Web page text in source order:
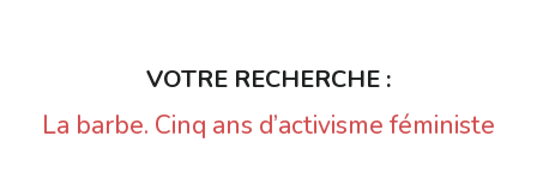
VOTRE RECHERCHE :
La barbe. Cinq ans d’activisme féministe